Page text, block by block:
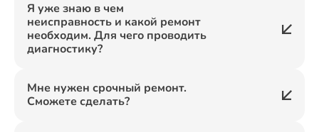
Я уже знаю в чем
неисправность и какой ремонт
необходим. Для чего проводить
диагностику?
Мне нужен срочный ремонт.
Сможете сделать?